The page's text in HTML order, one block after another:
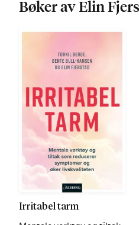
Bøker av Elin
Irritabel tarm